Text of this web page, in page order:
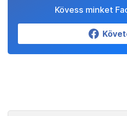
Kövess minket